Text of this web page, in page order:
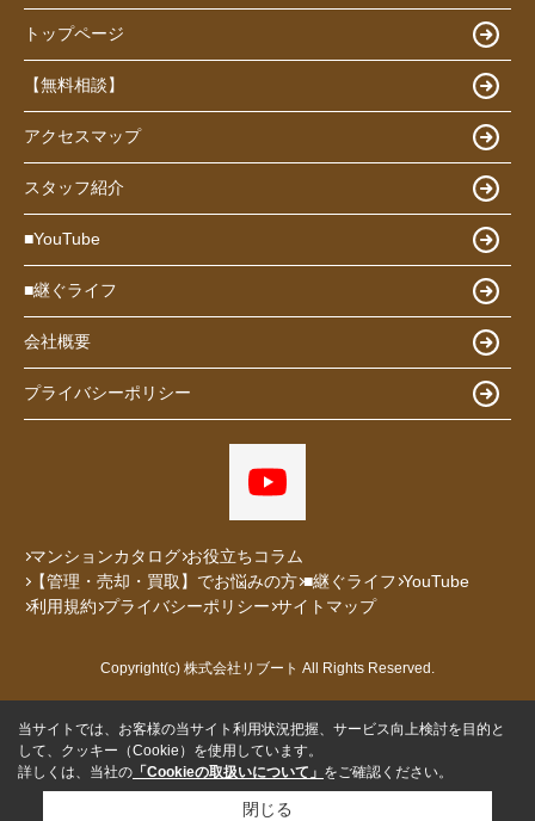
トップページ
【無料相談】
アクセスマップ
スタッフ紹介
■YouTube
■継ぐライフ
会社概要
プライバシーポリシー
マンションカタログ お役立ちコラム
【管理・売却・買取】でお悩みの方 ■継ぐライフ YouTube
利用規約 プライバシーポリシー サイトマップ
Copyright(c) 株式会社リブート All Rights Reserved.
当サイトでは、お客様の当サイト利用状況把握、サービス向上検討を目的と
して、クッキー（Cookie）を使用しています。
詳しくは、当社の 「Cookieの取扱いについて」 をご確認ください。
閉じる